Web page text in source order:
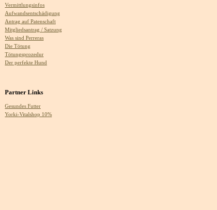
Vermittlungsinfos
Aufwandsentschädigung
Antrag auf Patenschaft
Mitgliedsantrag / Satzung
Was sind Perreras
Die Tötung
Tötungsprozedur
Der perfekte Hund
Partner Links
Gesundes Futter
Yorki-Vitalshop 10%